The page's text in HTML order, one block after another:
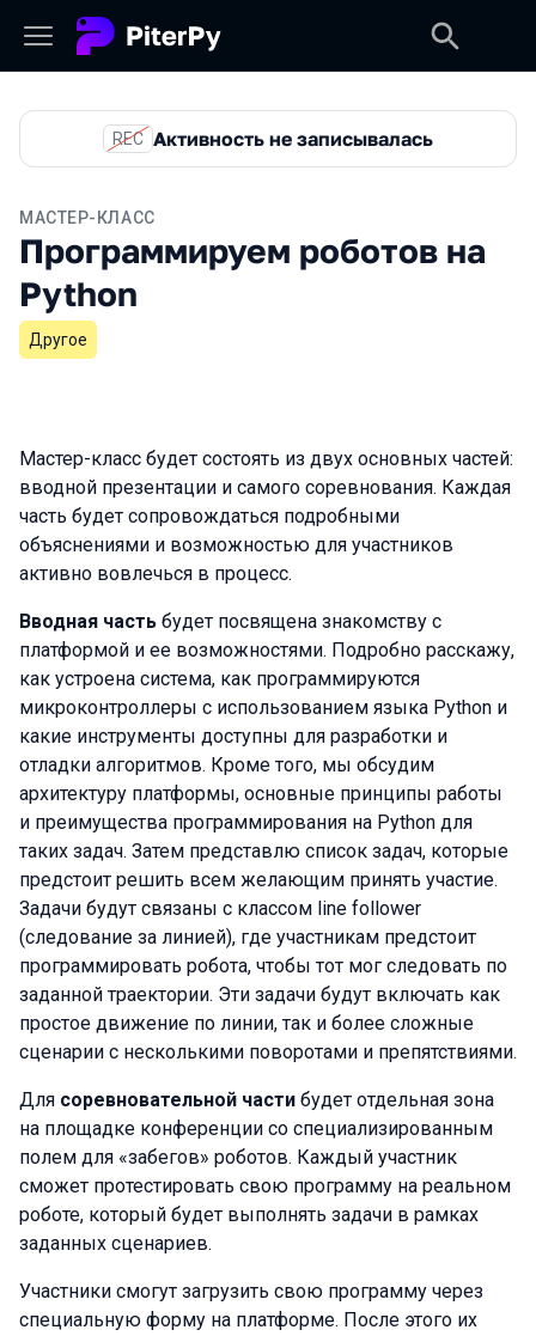
REC Активность не записывалась
МАСТЕР-КЛАСС
Программируем роботов на
Python
Другое
Мастер-класс будет состоять из двух основных частей:
вводной презентации и самого соревнования. Каждая
часть будет сопровождаться подробными
объяснениями и возможностью для участников
активно вовлечься в процесс.
Вводная часть будет посвящена знакомству с
платформой и ее возможностями. Подробно расскажу,
как устроена система, как программируются
микроконтроллеры с использованием языка Python и
какие инструменты доступны для разработки и
отладки алгоритмов. Кроме того, мы обсудим
архитектуру платформы, основные принципы работы
и преимущества программирования на Python для
таких задач. Затем представлю список задач, которые
предстоит решить всем желающим принять участие.
Задачи будут связаны с классом line follower
(следование за линией), где участникам предстоит
программировать робота, чтобы тот мог следовать по
заданной траектории. Эти задачи будут включать как
простое движение по линии, так и более сложные
сценарии с несколькими поворотами и препятствиями.
Для соревновательной части будет отдельная зона
на площадке конференции со специализированным
полем для «забегов» роботов. Каждый участник
сможет протестировать свою программу на реальном
роботе, который будет выполнять задачи в рамках
заданных сценариев.
Участники смогут загрузить свою программу через
специальную форму на платформе. После этого их